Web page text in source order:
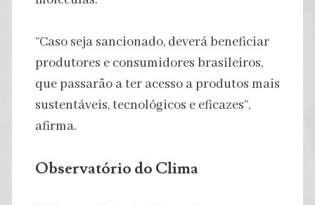
“Caso seja sancionado, deverá beneficiar
produtores e consumidores brasileiros,
que passarão a ter acesso a produtos mais
sustentáveis, tecnológicos e eficazes”,
afirma.
Observatório do Clima